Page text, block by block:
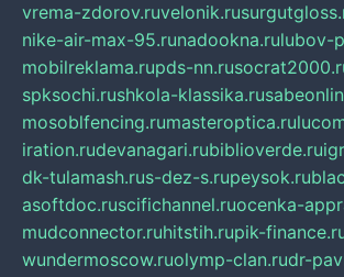
vrema-zdorov.ruvelonik.ru
nike-air-max-95.runadookna.rulubov-
mobilreklama.rupds-nn.ru
spksochi.rushkola-klassika.ru
mosoblfencing.rumasteroptica.ru
iration.rudevanagari.rubiblioverde.ru
dk-tulamash.rus-dez-s.rupeysok.ru
asoftdoc.ruscifichannel.ruocenka-
mudconnector.ruhitstih.rupik-
wundermoscow.ruolymp-clan.rudr-